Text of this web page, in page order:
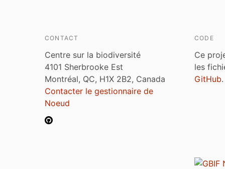
CONTACT
Centre sur la biodiversité
4101 Sherbrooke Est
Montréal, QC, H1X 2B2, Canada
Contacter le gestionnaire de
Noeud
CODE
Ce
les
GitHub.